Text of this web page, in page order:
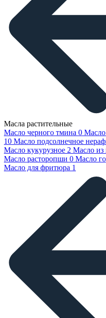
Масла растительные
Масло черного тмина 0 Масло
10 Масло подсолнечное
Масло кукурузное 2 Масло из
Масло расторопши 0 Масло
Масло для фритюра 1